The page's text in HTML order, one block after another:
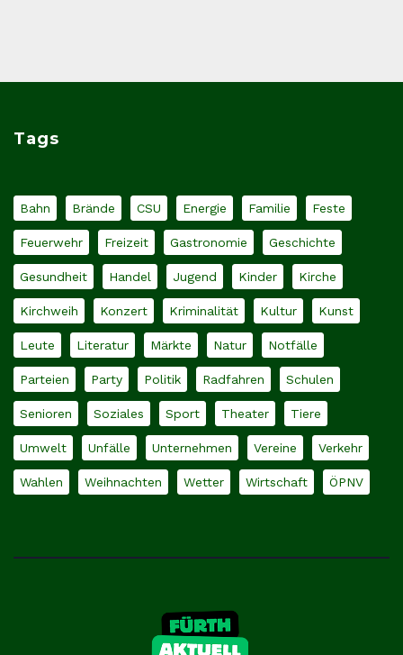
Tags
Bahn Brände CSU Energie Familie Feste
Feuerwehr Freizeit Gastronomie Geschichte
Gesundheit Handel Jugend Kinder Kirche
Kirchweih Konzert Kriminalität Kultur Kunst
Leute Literatur Märkte Natur Notfälle
Parteien Party Politik Radfahren Schulen
Senioren Soziales Sport Theater Tiere
Umwelt Unfälle Unternehmen Vereine Verkehr
Wahlen Weihnachten Wetter Wirtschaft ÖPNV